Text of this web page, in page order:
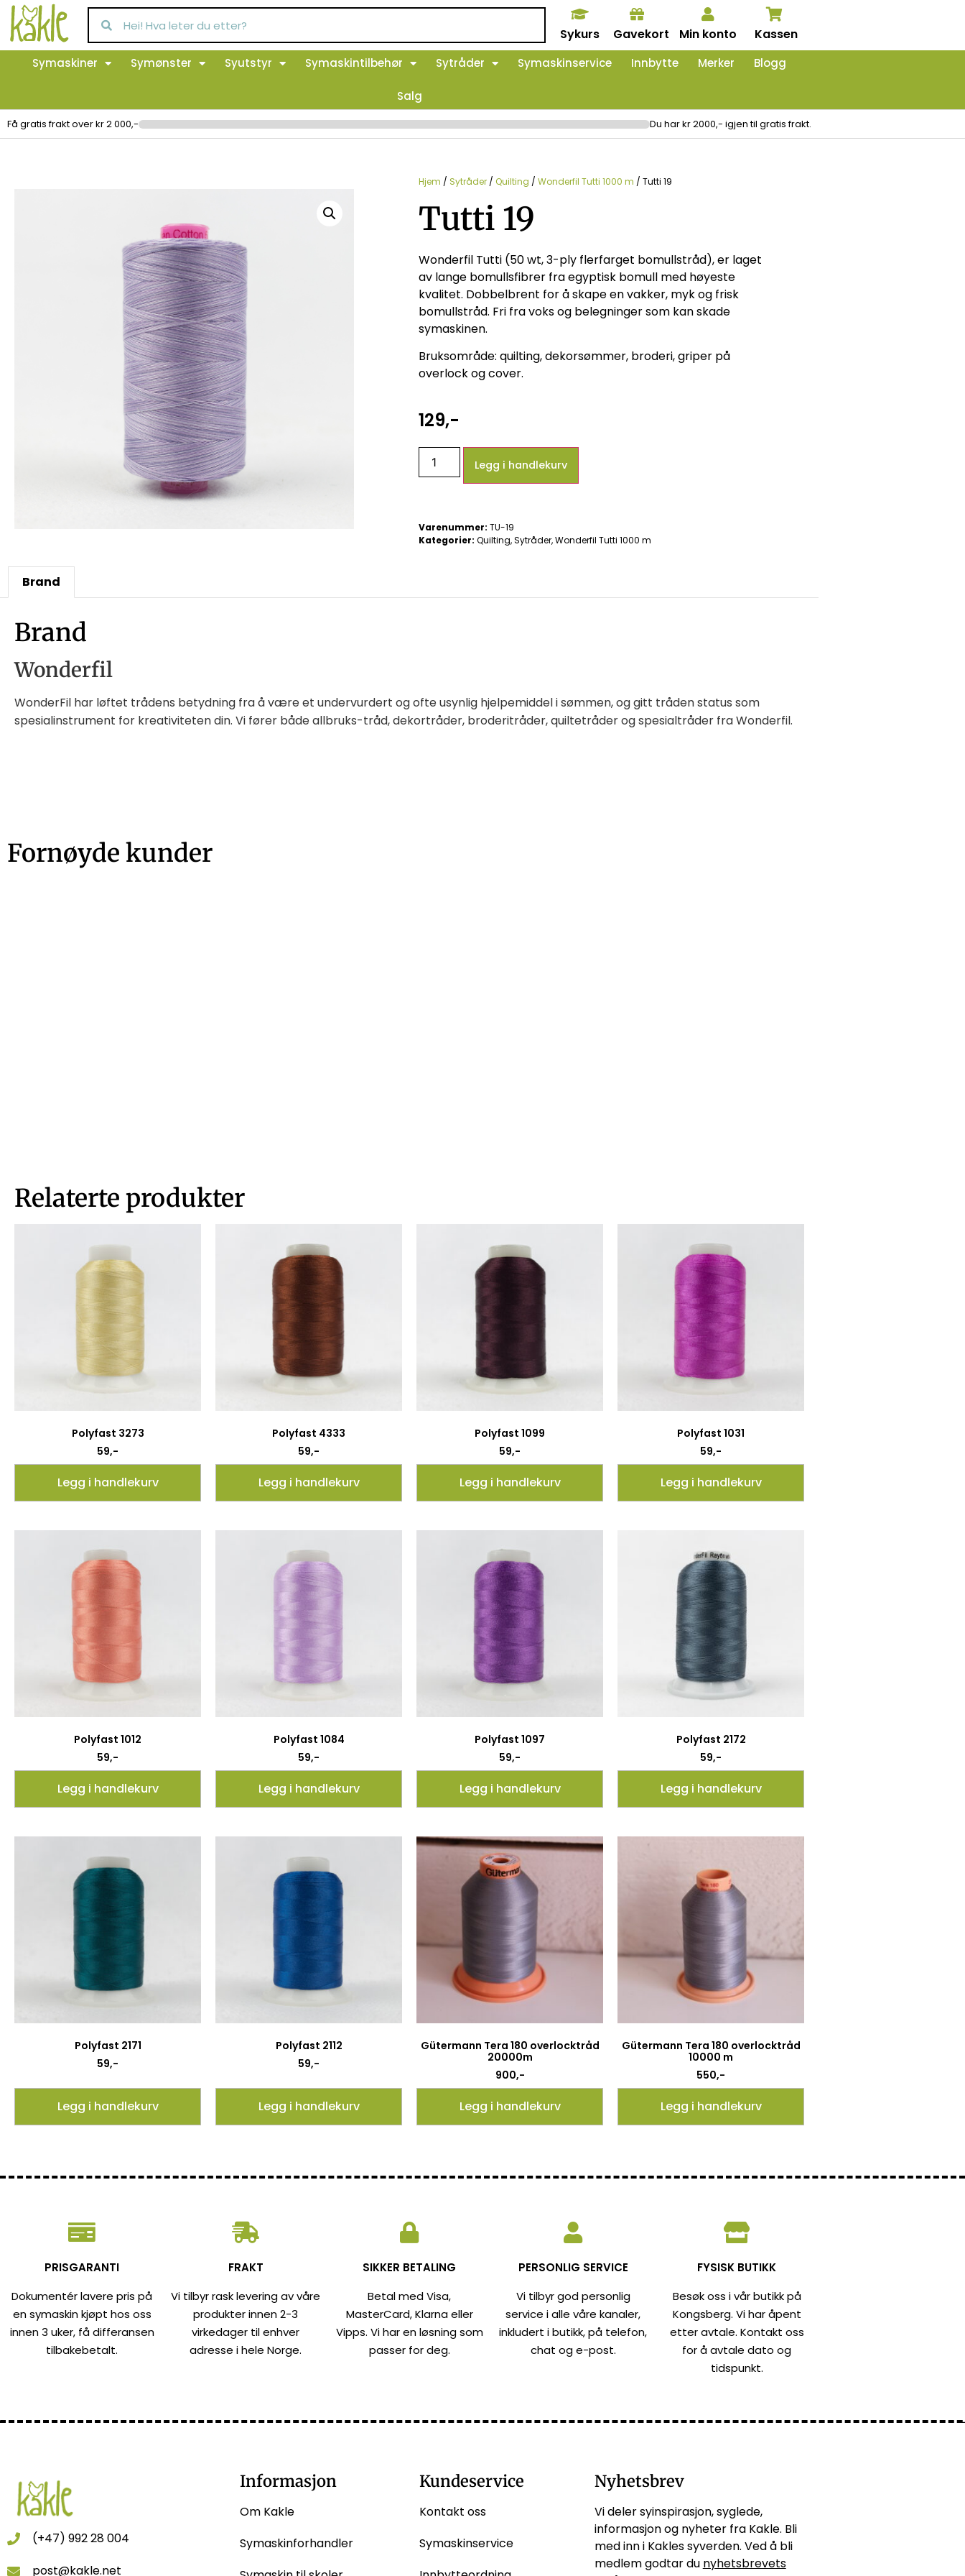
Sykurs Gavekort Min konto Kassen
Symaskiner Symønster Syutstyr Symaskintilbehør Sytråder Symaskinservice Innbytte Merker Blogg
Salg
Få gratis frakt over kr 2 000,- Du har kr 2000,- igjen til gratis frakt.
Hjem / Sytråder / Quilting / Wonderfil Tutti 1000 m / Tutti 19
Tutti 19
Wonderfil Tutti (50 wt, 3-ply flerfarget bomullstråd), er laget
av lange bomullsfibrer fra egyptisk bomull med høyeste
kvalitet. Dobbelbrent for å skape en vakker, myk og frisk
bomullstråd. Fri fra voks og belegninger som kan skade
symaskinen.
Bruksområde: quilting, dekorsømmer, broderi, griper på
overlock og cover.
129,-
Legg i handlekurv
Varenummer: TU-19
Kategorier: Quilting,Sytråder,Wonderfil Tutti 1000 m
Brand
Brand
Wonderfil
WonderFil har løftet trådens betydning fra å være et undervurdert og ofte usynlig hjelpemiddel i sømmen, og gitt tråden status som
spesialinstrument for kreativiteten din. Vi fører både allbruks-tråd, dekortråder, broderitråder, quiltetråder og spesialtråder fra Wonderfil.
Fornøyde kunder
Relaterte produkter
Polyfast 3273
59,-
Legg i handlekurv
Polyfast 4333
59,-
Legg i handlekurv
Polyfast 1099
59,-
Legg i handlekurv
Polyfast 1031
59,-
Legg i handlekurv
Polyfast 1012
59,-
Legg i handlekurv
Polyfast 1084
59,-
Legg i handlekurv
Polyfast 1097
59,-
Legg i handlekurv
Polyfast 2172
59,-
Legg i handlekurv
Polyfast 2171
59,-
Legg i handlekurv
Polyfast 2112
59,-
Legg i handlekurv
Gütermann Tera 180 overlocktråd
20000m
900,-
Legg i handlekurv
Gütermann Tera 180 overlocktråd
10000 m
550,-
Legg i handlekurv
PRISGARANTI
Dokumentér lavere pris på
en symaskin kjøpt hos oss
innen 3 uker, få differansen
tilbakebetalt.
FRAKT
Vi tilbyr rask levering av våre
produkter innen 2-3
virkedager til enhver
adresse i hele Norge.
SIKKER BETALING
Betal med Visa,
MasterCard, Klarna eller
Vipps. Vi har en løsning som
passer for deg.
PERSONLIG SERVICE
Vi tilbyr god personlig
service i alle våre kanaler,
inkludert i butikk, på telefon,
chat og e-post.
FYSISK BUTIKK
Besøk oss i vår butikk på
Kongsberg. Vi har åpent
etter avtale. Kontakt oss
for å avtale dato og
tidspunkt.
(+47) 992 28 004
post@kakle.net
Informasjon
Om Kakle
Symaskinforhandler
Kundeservice
Kontakt oss
Symaskinservice
Nyhetsbrev
Vi deler syinspirasjon, syglede,
informasjon og nyheter fra Kakle. Bli
med inn i Kakles syverden. Ved å bli
medlem godtar du nyhetsbrevets